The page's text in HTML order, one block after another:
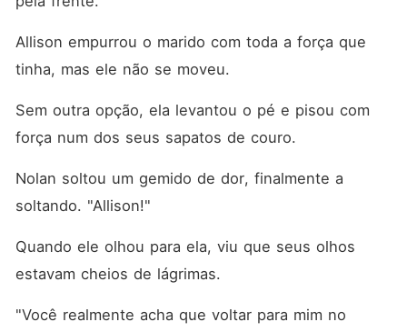
Allison empurrou o marido com toda a força que
tinha, mas ele não se moveu.
Sem outra opção, ela levantou o pé e pisou com
força num dos seus sapatos de couro.
Nolan soltou um gemido de dor, finalmente a
soltando. "Allison!"
Quando ele olhou para ela, viu que seus olhos
estavam cheios de lágrimas.
"Você realmente acha que voltar para mim no